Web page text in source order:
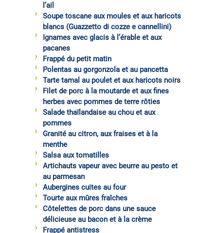
l’ail
Soupe toscane aux moules et aux haricots
blancs (Guazzetto di cozze e cannellini)
Ignames avec glacis à l’érable et aux
pacanes
Frappé du petit matin
Polentas au gorgonzola et au pancetta
Tarte tamal au poulet et aux haricots noirs
Filet de porc à la moutarde et aux fines
herbes avec pommes de terre rôties
Salade thaïlandaise au chou et aux
pommes
Granité au citron, aux fraises et à la
menthe
Salsa aux tomatilles
Artichauts vapeur avec beurre au pesto et
au parmesan
Aubergines cuites au four
Tourte aux mûres fraîches
Côtelettes de porc dans une sauce
délicieuse au bacon et à la crème
Frappé antistress